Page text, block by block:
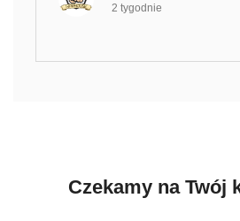
2 tygodnie
Czekamy na Twój